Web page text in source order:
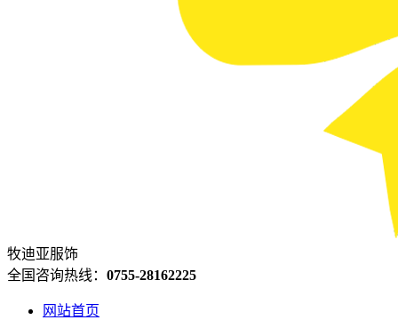
牧迪亚服饰
全国咨询热线： 0755-28162225
网站首页